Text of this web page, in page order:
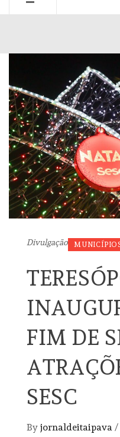
Divulgação
FIM DE
SESC
By jornaldeitaipava /